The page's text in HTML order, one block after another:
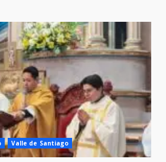
Valle de Santiago